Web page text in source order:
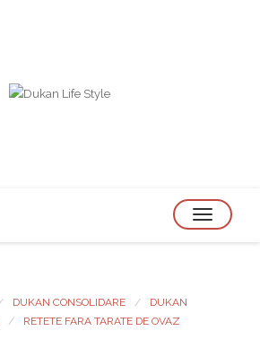
TOGGLE
DUKAN CONSOLIDARE
DUKAN
RETETE FARA TARATE DE OVAZ